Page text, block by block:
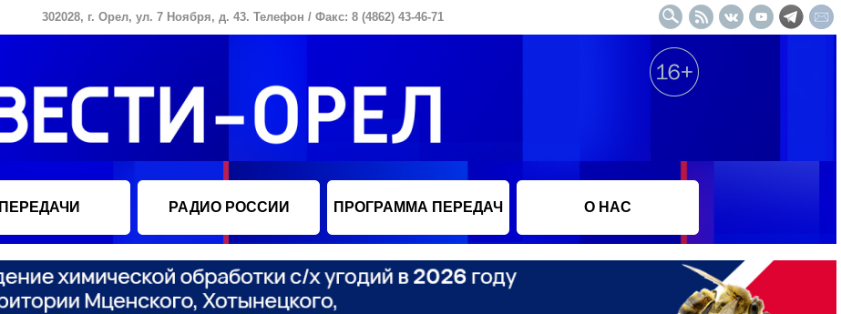
302028, г. Орел, ул. 7 Ноября, д. 43. Телефон / Факс: 8 (4862) 43-46-71
ПЕРЕДАЧИ РАДИО РОССИИ ПРОГРАММА ПЕРЕДАЧ О НАС